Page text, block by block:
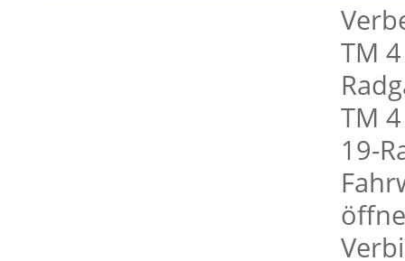
TM
TM
19-